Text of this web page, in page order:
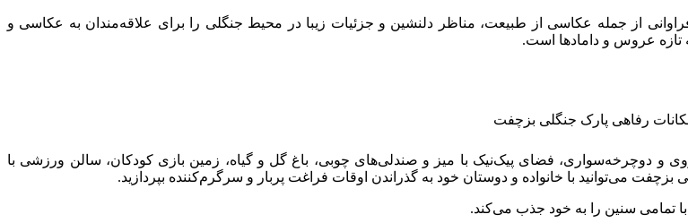
از جمله عکاسی از طبیعت، مناظر دلنشین و جزئیات زیبا در محیط جنگلی را برای علاقه‌مندان به عکاسی و
تازه عروس و دامادها است.
و دوچرخه‌سواری، فضای پیک‌نیک با میز و صندلی‌های چوبی، باغ گل و گیاه، زمین بازی کودکان، سالن ورزشی با
می‌توانید با خانواده و دوستان خود به گذراندن اوقات فراغت پربار و سرگرم‌کننده بپردازید.
تمامی سنین را به خود جذب می‌کند.